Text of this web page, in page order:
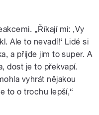
„Říkají mi: ‚Vy
Ale to nevadí!‘ Lidé si
a přijde jim to super. A
dost je to překvapí.
vyhrát nějakou
to o trochu lepší,“